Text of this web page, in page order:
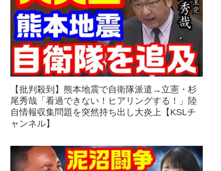
【批判殺到】熊本地震で自衛隊派遣→立憲・杉
尾秀哉「看過できない！ヒアリングする！」陸
自情報収集問題を突然持ち出し大炎上【KSLチ
ャンネル】